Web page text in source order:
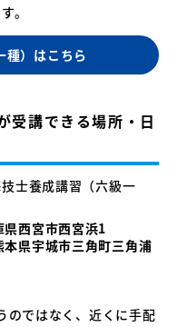
。
種）はこちら
受講できる場所・日
士養成講習（六級一
県西宮市西宮浜1
県宇城市三角町三角浦
のではなく、近くに手配